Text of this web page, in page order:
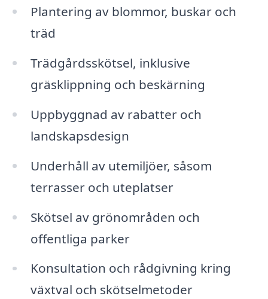
Plantering av blommor, buskar och
träd
Trädgårdsskötsel, inklusive
gräsklippning och beskärning
Uppbyggnad av rabatter och
landskapsdesign
Underhåll av utemiljöer, såsom
terrasser och uteplatser
Skötsel av grönområden och
offentliga parker
Konsultation och rådgivning kring
växtval och skötselmetoder